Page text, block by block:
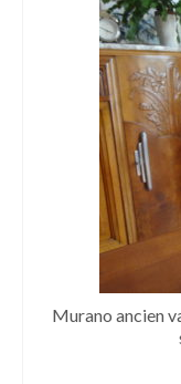
Murano ancien